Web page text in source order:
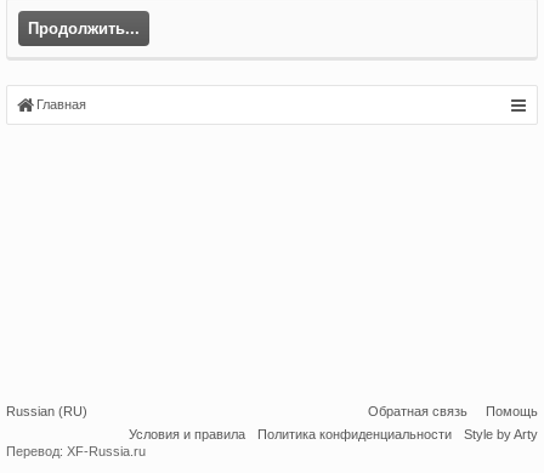
Продолжить...
Главная
Russian (RU) Обратная связь
Помощь
Условия и правила
Политика конфиденциальности
Style by Arty
Перевод: XF-Russia.ru